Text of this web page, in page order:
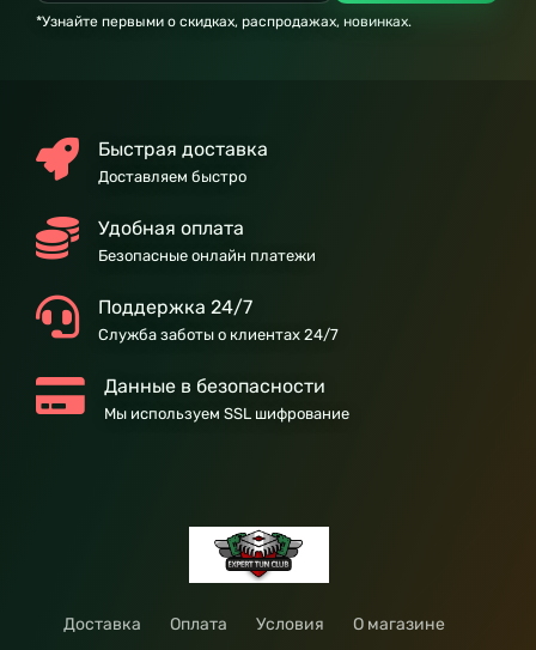
*Узнайте первыми о скидках, распродажах, новинках.
Быстрая доставка
Доставляем быстро
Удобная оплата
Безопасные онлайн платежи
Поддержка 24/7
Служба заботы о клиентах 24/7
Данные в безопасности
Мы используем SSL шифрование
Доставка Оплата Условия
О магазине